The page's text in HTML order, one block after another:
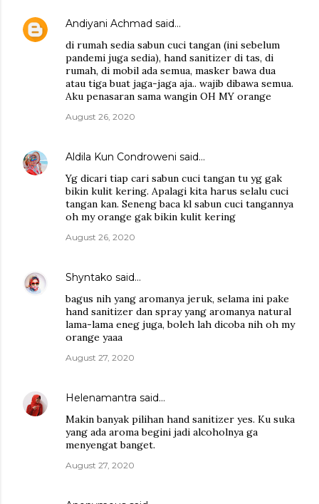
Andiyani Achmad said…
di rumah sedia sabun cuci tangan (ini sebelum
pandemi juga sedia), hand sanitizer di tas, di
rumah, di mobil ada semua, masker bawa dua
atau tiga buat jaga-jaga aja.. wajib dibawa semua.
Aku penasaran sama wangin OH MY orange
August 26, 2020
Aldila Kun Condroweni said…
Yg dicari tiap cari sabun cuci tangan tu yg gak
bikin kulit kering. Apalagi kita harus selalu cuci
tangan kan. Seneng baca kl sabun cuci tangannya
oh my orange gak bikin kulit kering
August 26, 2020
Shyntako said…
bagus nih yang aromanya jeruk, selama ini pake
hand sanitizer dan spray yang aromanya natural
lama-lama eneg juga, boleh lah dicoba nih oh my
orange yaaa
August 27, 2020
Helenamantra said…
Makin banyak pilihan hand sanitizer yes. Ku suka
yang ada aroma begini jadi alcoholnya ga
menyengat banget.
August 27, 2020